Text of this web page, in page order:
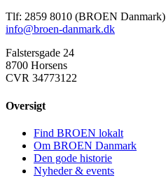
Tlf: 2859 8010 (BROEN Danmark)
info@broen-danmark.dk
Falstersgade 24
8700 Horsens
CVR 34773122
Oversigt
Find BROEN lokalt
Om BROEN Danmark
Den gode historie
Nyheder & events